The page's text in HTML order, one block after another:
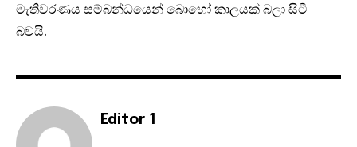
මැතිවරණය සම්බන්ධයෙන් බොහෝ කාලයක් බලා සිටී
බවයි.
Editor 1